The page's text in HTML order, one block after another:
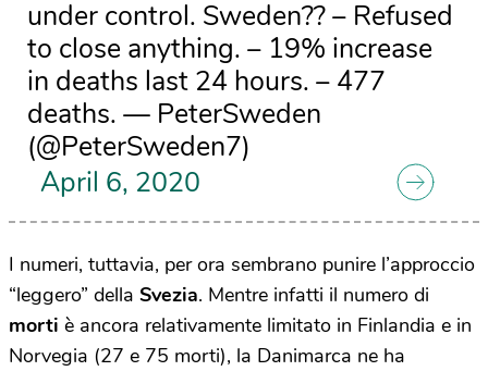
under control. Sweden?? – Refused
to close anything. – 19% increase
in deaths last 24 hours. – 477
deaths. — PeterSweden
(@PeterSweden7)
April 6, 2020
I numeri, tuttavia, per ora sembrano punire l’approccio
“leggero” della Svezia. Mentre infatti il numero di
morti è ancora relativamente limitato in Finlandia e in
Norvegia (27 e 75 morti), la Danimarca ne ha